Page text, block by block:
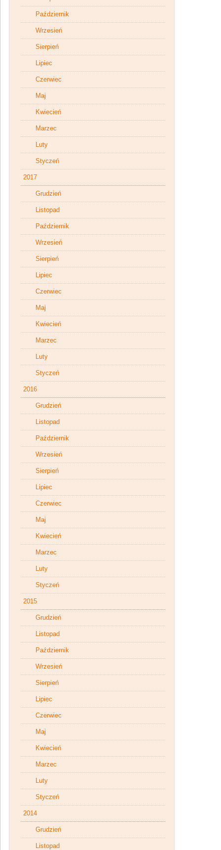
Październik
Wrzesień
Sierpień
Lipiec
Czerwiec
Maj
Kwiecień
Marzec
Luty
Styczeń
2017
Grudzień
Listopad
Październik
Wrzesień
Sierpień
Lipiec
Czerwiec
Maj
Kwiecień
Marzec
Luty
Styczeń
2016
Grudzień
Listopad
Październik
Wrzesień
Sierpień
Lipiec
Czerwiec
Maj
Kwiecień
Marzec
Luty
Styczeń
2015
Grudzień
Listopad
Październik
Wrzesień
Sierpień
Lipiec
Czerwiec
Maj
Kwiecień
Marzec
Luty
Styczeń
2014
Grudzień
Listopad